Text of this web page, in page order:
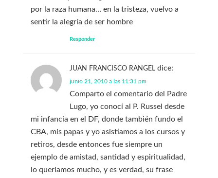
por la raza humana… en la tristeza, vuelvo a
sentir la alegría de ser hombre
Responder
JUAN FRANCISCO RANGEL dice:
junio 21, 2010 a las 11:31 pm
Comparto el comentario del Padre
Lugo, yo conocí al P. Russel desde
mi infancia en el DF, donde también fundo el
CBA, mis papas y yo asistiamos a los cursos y
retiros, desde entonces fue siempre un
ejemplo de amistad, santidad y espiritualidad,
lo queriamos mucho, y es verdad, su frase